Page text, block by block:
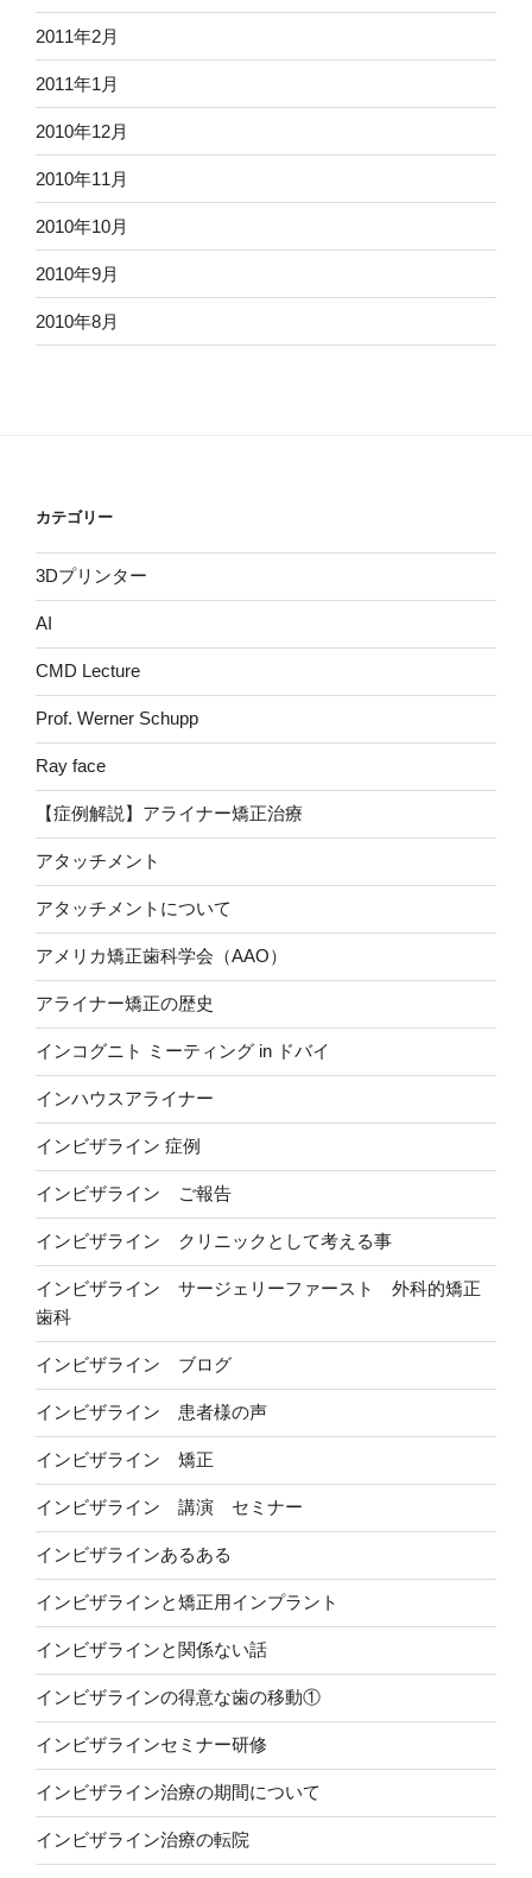
2011年2月
2011年1月
2010年12月
2010年11月
2010年10月
2010年9月
2010年8月
カテゴリー
3Dプリンター
AI
CMD Lecture
Prof. Werner Schupp
Ray face
【症例解説】アライナー矯正治療
アタッチメント
アタッチメントについて
アメリカ矯正歯科学会（AAO）
アライナー矯正の歴史
インコグニト ミーティング in ドバイ
インハウスアライナー
インビザライン 症例
インビザライン ご報告
インビザライン クリニックとして考える事
インビザライン サージェリーファースト 外科的矯正
歯科
インビザライン ブログ
インビザライン 患者様の声
インビザライン 矯正
インビザライン 講演 セミナー
インビザラインあるある
インビザラインと矯正用インプラント
インビザラインと関係ない話
インビザラインの得意な歯の移動①
インビザラインセミナー研修
インビザライン治療の期間について
インビザライン治療の転院